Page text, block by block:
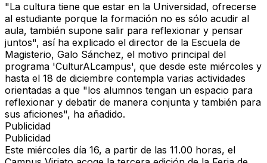
"La cultura tiene que estar en la Universidad, ofrecerse
al estudiante porque la formación no es sólo acudir al
aula, también supone salir para reflexionar y pensar
juntos", así ha explicado el director de la Escuela de
Magisterio, Galo Sánchez, el motivo principal del
programa 'CulturALcampus', que desde este miércoles y
hasta el 18 de diciembre contempla varias actividades
orientadas a que "los alumnos tengan un espacio para
reflexionar y debatir de manera conjunta y también para
sus aficiones", ha añadido.
Publicidad
Publicidad
Este miércoles día 16, a partir de las 11.00 horas, el